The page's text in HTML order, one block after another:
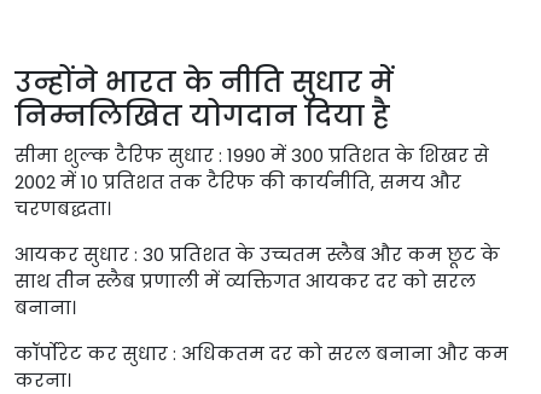
उन्होंने भारत के नीति सुधार में
निम्नलिखित योगदान दिया है
सीमा शुल्क टैरिफ सुधार : 1990 में 300 प्रतिशत के शिखर से
2002 में 10 प्रतिशत तक टैरिफ की कार्यनीति, समय और
चरणबद्धता।
आयकर सुधार : 30 प्रतिशत के उच्चतम स्लैब और कम छूट के
साथ तीन स्लैब प्रणाली में व्यक्तिगत आयकर दर को सरल
बनाना।
कॉर्पोरेट कर सुधार : अधिकतम दर को सरल बनाना और कम
करना।